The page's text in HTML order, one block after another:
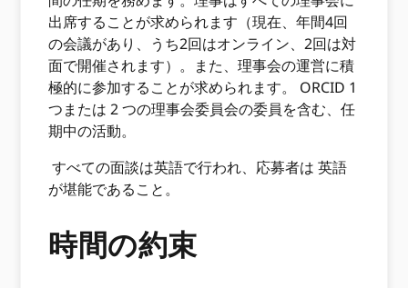
出席することが求められます（現在、年間4回
の会議があり、うち2回はオンライン、2回は対
面で開催されます）。また、理事会の運営に積
極的に参加することが求められます。 ORCID 1
つまたは 2 つの理事会委員会の委員を含む、任
期中の活動。
すべての面談は英語で行われ、応募者は 英語
が堪能であること。
時間の約束